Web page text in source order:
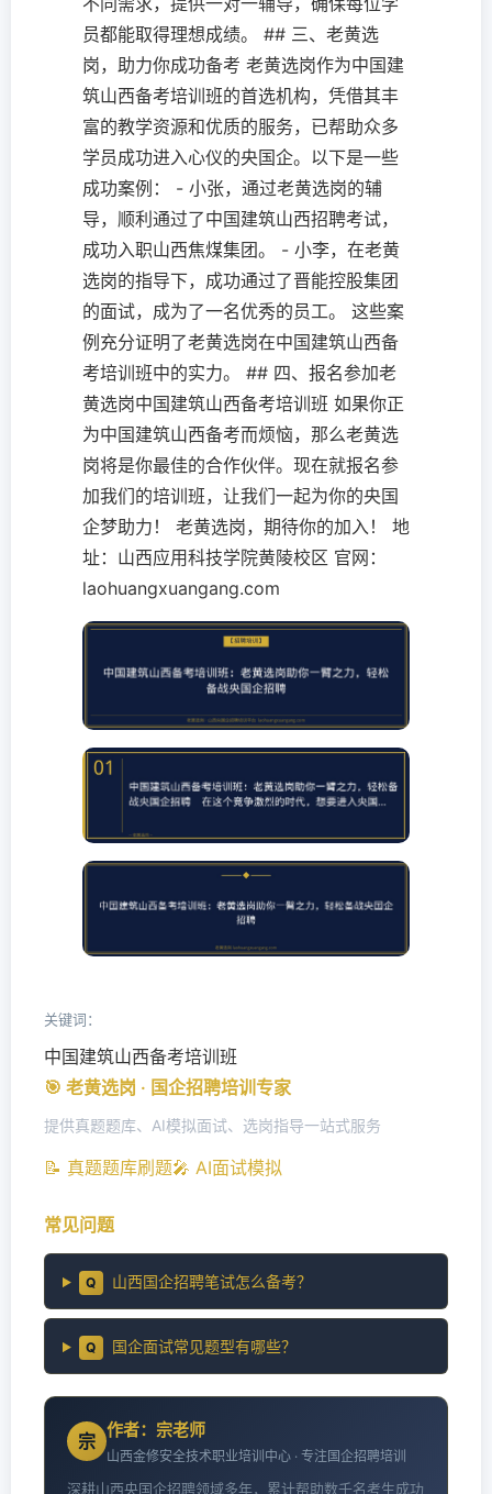
员都能取得理想成绩。 ## 三、老黄选
岗，助力你成功备考 老黄选岗作为中国建
筑山西备考培训班的首选机构，凭借其丰
富的教学资源和优质的服务，已帮助众多
学员成功进入心仪的央国企。以下是一些
成功案例： - 小张，通过老黄选岗的辅
导，顺利通过了中国建筑山西招聘考试，
成功入职山西焦煤集团。 - 小李，在老黄
选岗的指导下，成功通过了晋能控股集团
的面试，成为了一名优秀的员工。 这些案
例充分证明了老黄选岗在中国建筑山西备
考培训班中的实力。 ## 四、报名参加老
黄选岗中国建筑山西备考培训班 如果你正
为中国建筑山西备考而烦恼，那么老黄选
岗将是你最佳的合作伙伴。现在就报名参
加我们的培训班，让我们一起为你的央国
企梦助力！ 老黄选岗，期待你的加入！ 地
址：山西应用科技学院黄陵校区 官网：
laohuangxuangang.com
关键词：
中国建筑山西备考培训班
🎯 老黄选岗 · 国企招聘培训专家
提供真题题库、AI模拟面试、选岗指导一站式服务
📝 真题题库刷题🎤 AI面试模拟
常见问题
Q 山西国企招聘笔试怎么备考？
Q 国企面试常见题型有哪些？
宗
作者：宗老师
山西金修安全技术职业培训中心 · 专注国企招聘培训
深耕山西央国企招聘领域多年，累计帮助数千名考生成功